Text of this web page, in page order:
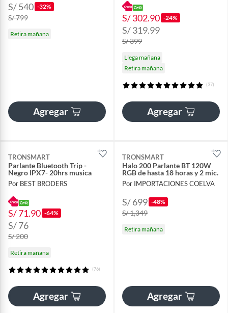
S/ 540 -32%
S/ 799
Retira mañana
Agregar
S/ 302.90 -24%
S/ 319.99
S/ 399
Llega mañana
Retira mañana
(37)
Agregar
TRONSMART
Parlante Bluetooth Trip -
Negro IPX7- 20hrs musica
Por BEST BRODERS
S/ 71.90 -64%
S/ 76
S/ 200
Retira mañana
(76)
Agregar
TRONSMART
Halo 200 Parlante BT 120W
RGB de hasta 18 horas y 2 mic.
Por IMPORTACIONES COELVA
S/ 699 -48%
S/ 1,349
Retira mañana
Agregar